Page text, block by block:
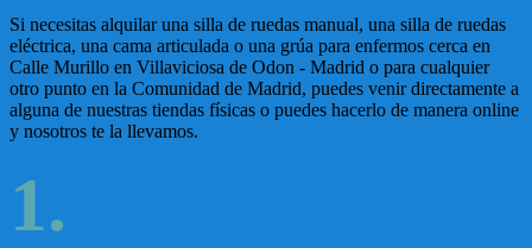
Si necesitas alquilar una silla de ruedas manual, una silla de ruedas
eléctrica, una cama articulada o una grúa para enfermos cerca en
Calle Murillo en Villaviciosa de Odon - Madrid o para cualquier
otro punto en la Comunidad de Madrid, puedes venir directamente a
alguna de nuestras tiendas físicas o puedes hacerlo de manera online
y nosotros te la llevamos.
1.